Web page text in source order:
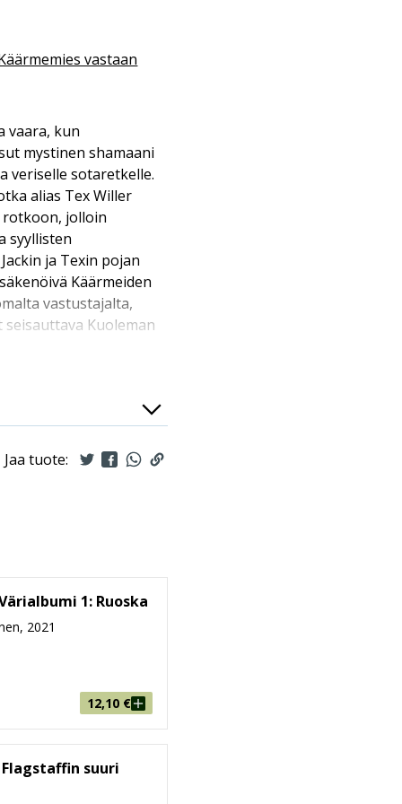
vastaan
vaara, kun
mystinen shamaani
veriselle sotaretkelle.
alias Tex Willer
rotkoon, jolloin
syyllisten
ja Texin pojan
Käärmeiden
vastustajalta,
Kuoleman
persoonalliseen
Boselli.
a Fumetti 13:
Jaa tuote:
1: Ruoska
2021
12,10 €
suuri